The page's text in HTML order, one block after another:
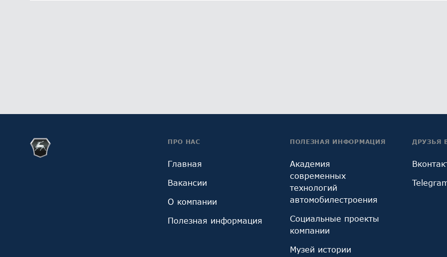
ПРО НАС
Главная
Вакансии
О компании
Полезная информация
ПОЛЕЗНАЯ ИНФОРМАЦИЯ
Академия
современных
технологий
автомобилестроения
Социальные проекты
компании
Музей истории
ДРУЗЬЯ